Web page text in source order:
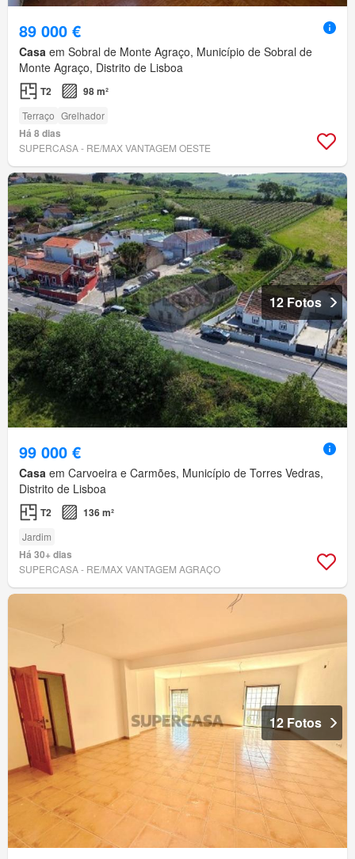
89 000 €
Casa em Sobral de Monte Agraço, Município de Sobral de
Monte Agraço, Distrito de Lisboa
T2 98 m²
Terraço Grelhador
Há 8 dias
SUPERCASA - RE/MAX VANTAGEM OESTE
12 Fotos
99 000 €
Casa em Carvoeira e Carmões, Município de Torres Vedras,
Distrito de Lisboa
T2 136 m²
Jardim
Há 30+ dias
SUPERCASA - RE/MAX VANTAGEM AGRAÇO
12 Fotos